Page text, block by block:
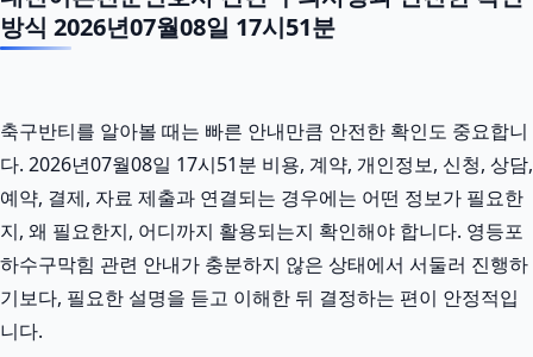
방식 2026년07월08일 17시51분
축구반티를 알아볼 때는 빠른 안내만큼 안전한 확인도 중요합니
다. 2026년07월08일 17시51분 비용, 계약, 개인정보, 신청, 상담,
예약, 결제, 자료 제출과 연결되는 경우에는 어떤 정보가 필요한
지, 왜 필요한지, 어디까지 활용되는지 확인해야 합니다. 영등포
하수구막힘 관련 안내가 충분하지 않은 상태에서 서둘러 진행하
기보다, 필요한 설명을 듣고 이해한 뒤 결정하는 편이 안정적입
니다.